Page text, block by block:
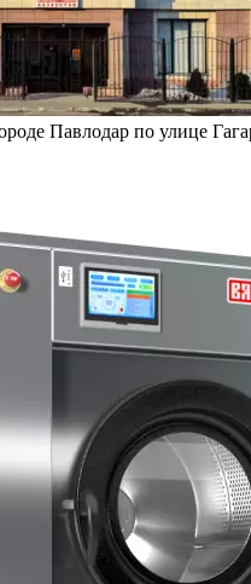
Павлодар по улице